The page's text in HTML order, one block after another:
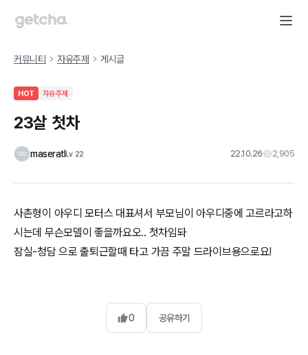
커뮤니티 자유주제 게시글
HOT 자유주제
23살 첫차
maseratlLv 22 22.10.26 2,905
사촌형이 아우디 모터스 대표셔서 부모님이 아우디중에 고르라고하
시는데 무슨모델이 좋을까요오.. 첫차임돠
잠실-청담 으로 출퇴근할때 타고 가끔 주말 드라이브용으로요!
0 공유하기